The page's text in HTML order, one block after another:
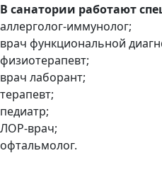
В санатории работают
аллерголог-иммунолог;
врач функциональной
физиотерапевт;
врач лаборант;
терапевт;
педиатр;
ЛОР-врач;
офтальмолог.